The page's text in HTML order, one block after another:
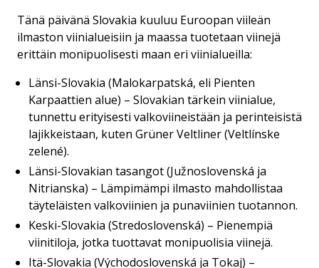
Tänä päivänä Slovakia kuuluu Euroopan viileän
ilmaston viinialueisiin ja maassa tuotetaan viinejä
erittäin monipuolisesti maan eri viinialueilla:
Länsi-Slovakia (Malokarpatská, eli Pienten
Karpaattien alue) – Slovakian tärkein viinialue,
tunnettu erityisesti valkoviineistään ja perinteisistä
lajikkeistaan, kuten Grüner Veltliner (Veltlínske
zelené).
Länsi-Slovakian tasangot (Južnoslovenská ja
Nitrianska) – Lämpimämpi ilmasto mahdollistaa
täyteläisten valkoviinien ja punaviinien tuotannon.
Keski-Slovakia (Stredoslovenská) – Pienempiä
viinitiloja, jotka tuottavat monipuolisia viinejä.
Itä-Slovakia (Východoslovenská ja Tokaj) –